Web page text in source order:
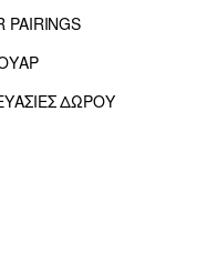
PAIRINGS
ΔΩΡΟΥ